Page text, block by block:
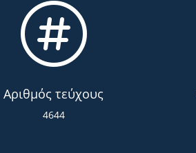

Αριθμός τεύχους
4644